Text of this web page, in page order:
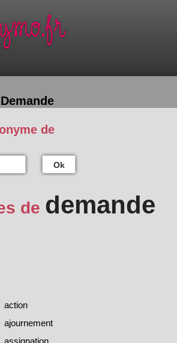
de
Ok
de demande
action
ajournement